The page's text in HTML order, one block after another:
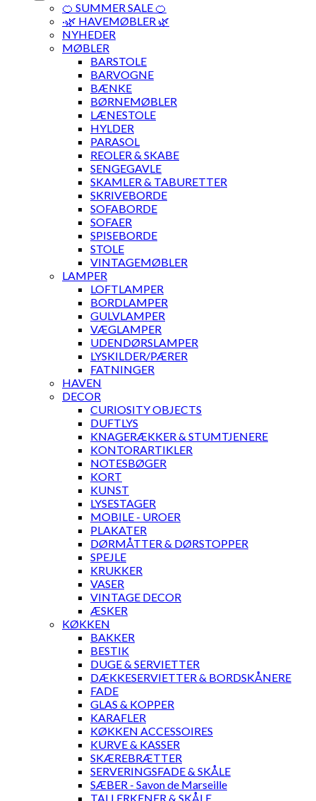
🍊 SUMMER SALE 🍊
·🌿 HAVEMØBLER 🌿
NYHEDER
MØBLER
BARSTOLE
BARVOGNE
BÆNKE
BØRNEMØBLER
LÆNESTOLE
HYLDER
PARASOL
REOLER & SKABE
SENGEGAVLE
SKAMLER & TABURETTER
SKRIVEBORDE
SOFABORDE
SOFAER
SPISEBORDE
STOLE
VINTAGEMØBLER
LAMPER
LOFTLAMPER
BORDLAMPER
GULVLAMPER
VÆGLAMPER
UDENDØRSLAMPER
LYSKILDER/PÆRER
FATNINGER
HAVEN
DECOR
CURIOSITY OBJECTS
DUFTLYS
KNAGERÆKKER & STUMTJENERE
KONTORARTIKLER
NOTESBØGER
KORT
KUNST
LYSESTAGER
MOBILE - UROER
PLAKATER
DØRMÅTTER & DØRSTOPPER
SPEJLE
KRUKKER
VASER
VINTAGE DECOR
ÆSKER
KØKKEN
BAKKER
BESTIK
DUGE & SERVIETTER
DÆKKESERVIETTER & BORDSKÅNERE
FADE
GLAS & KOPPER
KARAFLER
KØKKEN ACCESSOIRES
KURVE & KASSER
SKÆREBRÆTTER
SERVERINGSFADE & SKÅLE
SÆBER - Savon de Marseille
TALLERKENER & SKÅLE